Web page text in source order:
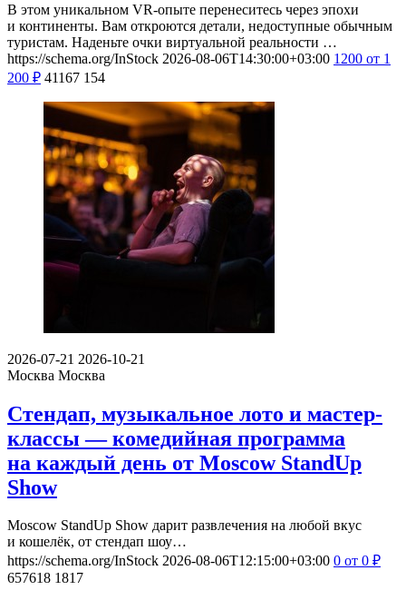
В этом уникальном VR-опыте перенеситесь через эпохи
и континенты. Вам откроются детали, недоступные обычным
туристам. Наденьте очки виртуальной реальности …
https://schema.org/InStock 2026-08-06T14:30:00+03:00 1200 от 1
200 ₽ 41167 154
2026-07-21 2026-10-21
Москва Москва
Стендап, музыкальное лото и мастер-
классы — комедийная программа
на каждый день от Moscow StandUp
Show
Moscow StandUp Show дарит развлечения на любой вкус
и кошелёк, от стендап шоу…
https://schema.org/InStock 2026-08-06T12:15:00+03:00 0 от 0 ₽
657618 1817